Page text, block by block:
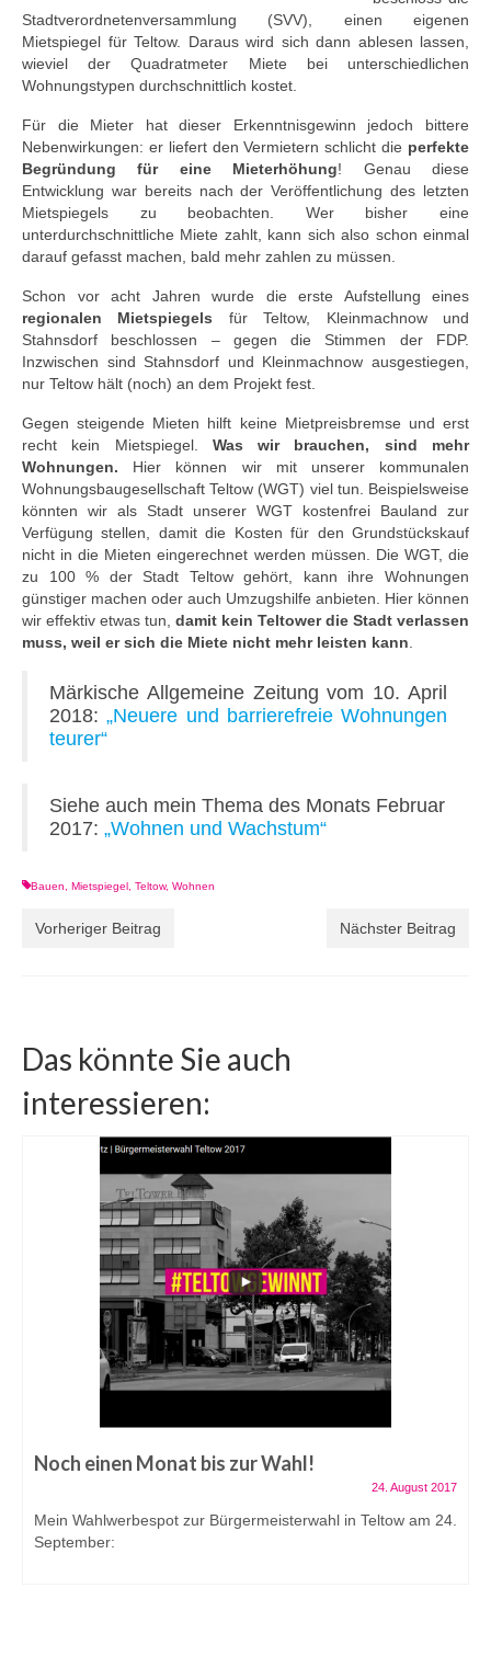
Stadtverordnetenversammlung (SVV), einen eigenen
Mietspiegel für Teltow. Daraus wird sich dann ablesen lassen,
wieviel der Quadratmeter Miete bei unterschiedlichen
Wohnungstypen durchschnittlich kostet.
Für die Mieter hat dieser Erkenntnisgewinn jedoch bittere
Nebenwirkungen: er liefert den Vermietern schlicht die perfekte
Begründung für eine Mieterhöhung! Genau diese
Entwicklung war bereits nach der Veröffentlichung des letzten
Mietspiegels zu beobachten. Wer bisher eine
unterdurchschnittliche Miete zahlt, kann sich also schon einmal
darauf gefasst machen, bald mehr zahlen zu müssen.
Schon vor acht Jahren wurde die erste Aufstellung eines
regionalen Mietspiegels für Teltow, Kleinmachnow und
Stahnsdorf beschlossen – gegen die Stimmen der FDP.
Inzwischen sind Stahnsdorf und Kleinmachnow ausgestiegen,
nur Teltow hält (noch) an dem Projekt fest.
Gegen steigende Mieten hilft keine Mietpreisbremse und erst
recht kein Mietspiegel. Was wir brauchen, sind mehr
Wohnungen. Hier können wir mit unserer kommunalen
Wohnungsbaugesellschaft Teltow (WGT) viel tun. Beispielsweise
könnten wir als Stadt unserer WGT kostenfrei Bauland zur
Verfügung stellen, damit die Kosten für den Grundstückskauf
nicht in die Mieten eingerechnet werden müssen. Die WGT, die
zu 100 % der Stadt Teltow gehört, kann ihre Wohnungen
günstiger machen oder auch Umzugshilfe anbieten. Hier können
wir effektiv etwas tun, damit kein Teltower die Stadt verlassen
muss, weil er sich die Miete nicht mehr leisten kann
Märkische Allgemeine Zeitung vom 10. April
2018:„Neuere und barrierefreie Wohnungen
teurer“
Siehe auch mein Thema des Monats Februar
2017: „Wohnen und Wachstum“
Bauen Mietspiegel Teltow, Wohnen
Vorheriger Beitrag Nächster Beitrag
Das könnte Sie auch
interessieren:
Noch einen Monat bis zur Wahl!
24. August 2017
Mein Wahlwerbespot zur Bürgermeisterwahl in Teltow am 24.
September: